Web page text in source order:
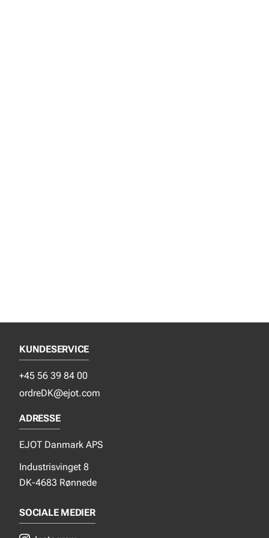
KUNDESERVICE
+45 56 39 84 00
ordreDK@ejot.com
ADRESSE
EJOT Danmark APS
Industrisvinget 8
DK-4683 Rønnede
SOCIALE MEDIER